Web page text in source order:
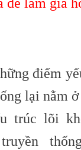
dễ làm giả
điểm
lại nằm
trúc lõi